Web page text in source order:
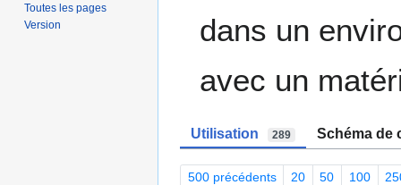
dans un
avec un
Utilisation 289 Schéma de
500 précédents 20 50 100
Toutes les pages
Version